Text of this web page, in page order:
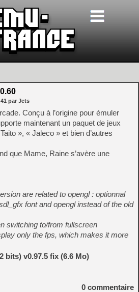
par Jets
Conçu à l’origine pour émuler
maintenant un paquet de jeux
», « Jaleco » et bien d’autres
que Mame, Raine s’avère une
are related to opengl : optionnal
font and opengl instead of the old
switching to/from fullscreen
only the fps, which makes it more
bits) v0.97.5 fix (6.6 Mo)
0 commentaire